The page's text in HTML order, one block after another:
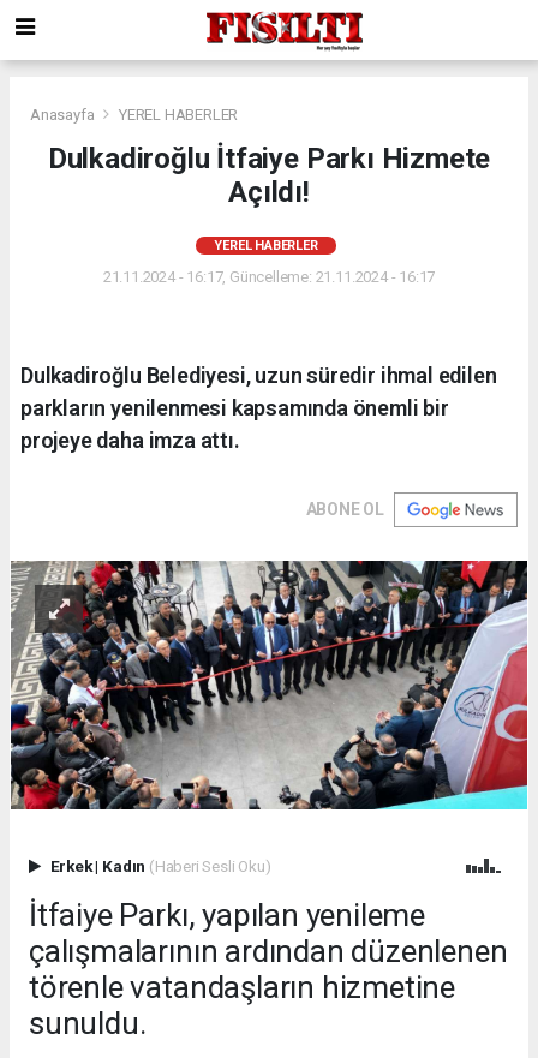
Anasayfa YEREL HABERLER
Dulkadiroğlu İtfaiye Parkı Hizmete
Açıldı!
YEREL HABERLER
21.11.2024 - 16:17, Güncelleme: 21.11.2024 - 16:17
Dulkadiroğlu Belediyesi, uzun süredir ihmal edilen
parkların yenilenmesi kapsamında önemli bir
projeye daha imza attı.
ABONE OL
Erkek| Kadın (Haberi Sesli Oku)
İtfaiye Parkı, yapılan yenileme
çalışmalarının ardından düzenlenen
törenle vatandaşların hizmetine
sunuldu.